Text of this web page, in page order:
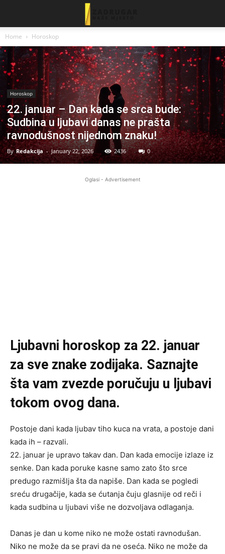
Home Horoskop
Horoskop
22. januar – Dan kada se srca bude:
Sudbina u ljubavi danas ne prašta
ravnodušnost nijednom znaku!
By Redakcija - January 22, 2026 2436 0
Oglasi - Advertisement
Ljubavni horoskop za 22. januar
za sve znake zodijaka. Saznajte
šta vam zvezde poručuju u ljubavi
tokom ovog dana.
Postoje dani kada ljubav tiho kuca na vrata, a postoje dani
kada ih – razvali.
22. januar je upravo takav dan. Dan kada emocije izlaze iz
senke. Dan kada poruke kasne samo zato što srce
predugo razmišlja šta da napiše. Dan kada se pogledi
sreću drugačije, kada se ćutanja čuju glasnije od reči i
kada sudbina u ljubavi više ne dozvoljava odlaganja.
Danas je dan u kome niko ne može ostati ravnodušan.
Niko ne može da se pravi da ne oseća. Niko ne može da